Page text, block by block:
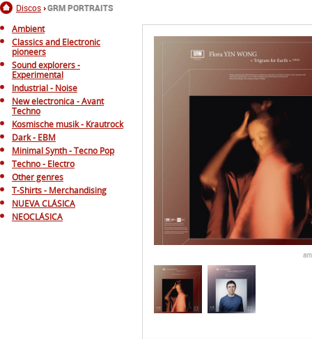
Inicio
Discos GRM PORTRAITS
Ambient
Classics and Electronic
pioneers
Sound explorers -
Experimental
Industrial - Noise
New electronica - Avant
Techno
Kosmische musik - Krautrock
Dark - EBM
Minimal Synth - Tecno Pop
Techno - Electro
Other genres
T-Shirts - Merchandising
NUEVA CLÁSICA
NEOCLÁSICA